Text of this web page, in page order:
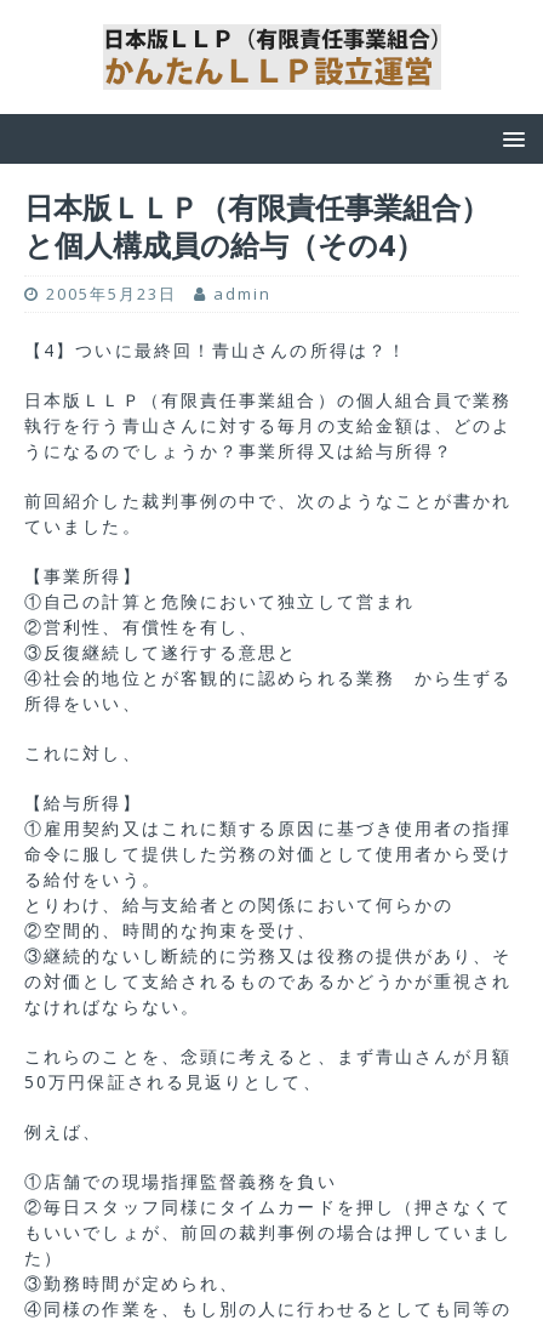
日本版ＬＬＰ（有限責任事業組合）
と個人構成員の給与（その4）
2005年5月23日 admin
【4】ついに最終回！青山さんの所得は？！
日本版ＬＬＰ（有限責任事業組合）の個人組合員で業務
執行を行う青山さんに対する毎月の支給金額は、どのよ
うになるのでしょうか？事業所得又は給与所得？
前回紹介した裁判事例の中で、次のようなことが書かれ
ていました。
【事業所得】
①自己の計算と危険において独立して営まれ
②営利性、有償性を有し、
③反復継続して遂行する意思と
④社会的地位とが客観的に認められる業務 から生ずる
所得をいい、
これに対し、
【給与所得】
①雇用契約又はこれに類する原因に基づき使用者の指揮
命令に服して提供した労務の対価として使用者から受け
る給付をいう。
とりわけ、給与支給者との関係において何らかの
②空間的、時間的な拘束を受け、
③継続的ないし断続的に労務又は役務の提供があり、そ
の対価として支給されるものであるかどうかが重視され
なければならない。
これらのことを、念頭に考えると、まず青山さんが月額
50万円保証される見返りとして、
例えば、
①店舗での現場指揮監督義務を負い
②毎日スタッフ同様にタイムカードを押し（押さなくて
もいいでしょが、前回の裁判事例の場合は押していまし
た）
③勤務時間が定められ、
④同様の作業を、もし別の人に行わせるとしても同等の